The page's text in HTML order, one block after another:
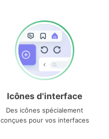
Icônes d'interface
Des icônes spécialement
conçues pour vos interfaces